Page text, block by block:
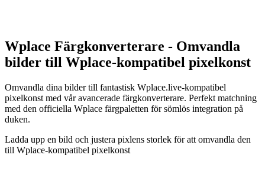
Wplace Färgkonverterare - Omvandla
bilder till Wplace-kompatibel pixelkonst
Omvandla dina bilder till fantastisk Wplace.live-kompatibel
pixelkonst med vår avancerade färgkonverterare. Perfekt matchning
med den officiella Wplace färgpaletten för sömlös integration på
duken.
Ladda upp en bild och justera pixlens storlek för att omvandla den
till Wplace-kompatibel pixelkonst